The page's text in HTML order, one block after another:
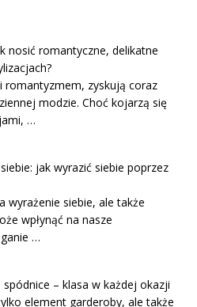
nosić romantyczne, delikatne
romantyzmem, zyskują coraz
modzie. Choć kojarzą się
…
jak wyrazić siebie poprzez
wyrażenie siebie, ale także
wpłynąć na nasze
…
– klasa w każdej okazji
element garderoby, ale także